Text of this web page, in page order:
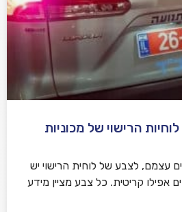
הרישוי של מכוניות
עצמם, לצבע של לוחית הרישוי יש
אפילו קריטית. כל צבע מציין מידע